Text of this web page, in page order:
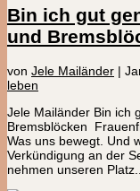
Bin ich gut
und
von Jele Mailänder |
leben
Jele Mailänder Bin ich
Bremsblöcken
Was uns bewegt. Und
Verkündigung an der
nehmen unseren Platz...